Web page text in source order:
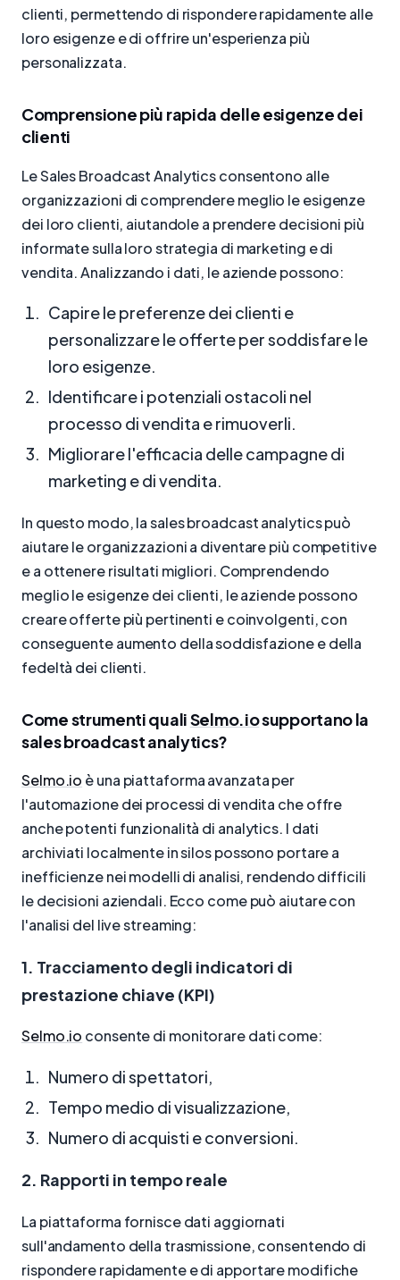
clienti, permettendo di rispondere rapidamente alle
loro esigenze e di offrire un'esperienza più
personalizzata.
Comprensione più rapida delle esigenze dei
clienti
Le Sales Broadcast Analytics consentono alle
organizzazioni di comprendere meglio le esigenze
dei loro clienti, aiutandole a prendere decisioni più
informate sulla loro strategia di marketing e di
vendita. Analizzando i dati, le aziende possono:
Capire le preferenze dei clienti e
personalizzare le offerte per soddisfare le
loro esigenze.
Identificare i potenziali ostacoli nel
processo di vendita e rimuoverli.
Migliorare l'efficacia delle campagne di
marketing e di vendita.
In questo modo, la sales broadcast analytics può
aiutare le organizzazioni a diventare più competitive
e a ottenere risultati migliori. Comprendendo
meglio le esigenze dei clienti, le aziende possono
creare offerte più pertinenti e coinvolgenti, con
conseguente aumento della soddisfazione e della
fedeltà dei clienti.
Come strumenti qualiSelmo.iosupportano la
sales broadcast analytics?
Selmo.io è una piattaforma avanzata per
l'automazione dei processi di vendita che offre
anche potenti funzionalità di analytics. I dati
archiviati localmente in silos possono portare a
inefficienze nei modelli di analisi, rendendo difficili
le decisioni aziendali. Ecco come può aiutare con
l'analisi del live streaming:
1. Tracciamento degli indicatori di
prestazione chiave (KPI)
Selmo.io consente di monitorare dati come:
Numero di spettatori,
Tempo medio di visualizzazione,
Numero di acquisti e conversioni.
2. Rapporti in tempo reale
La piattaforma fornisce dati aggiornati
sull'andamento della trasmissione, consentendo di
rispondere rapidamente e di apportare modifiche